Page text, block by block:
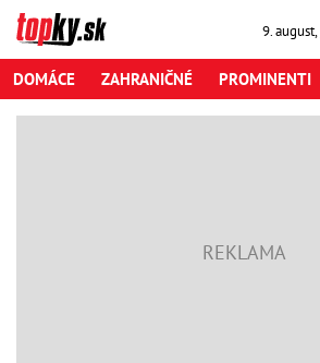
9. august,
DOMÁCE ZAHRANIČNÉ PROMINENTI